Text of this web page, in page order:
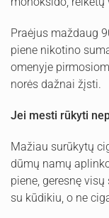
Praėjus maždaug
piene nikotino
omenyje
norės dažnai žįsti.
Jei mesti rūkyti
Mažiau surūkytų
dūmų namų
piene, geresnę
su kūdikiu, o ne